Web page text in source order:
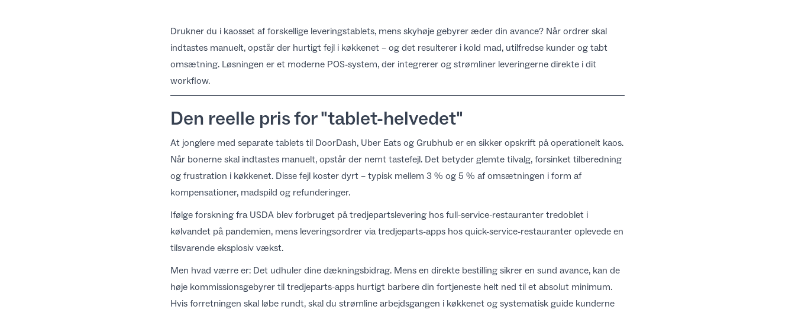
Drukner du i kaosset af forskellige leveringstablets, mens skyhøje gebyrer æder din avance? Når ordrer skal
indtastes manuelt, opstår der hurtigt fejl i køkkenet – og det resulterer i kold mad, utilfredse kunder og tabt
omsætning. Løsningen er et moderne POS-system, der integrerer og strømliner leveringerne direkte i dit
workflow.
Den reelle pris for "tablet-helvedet"
At jonglere med separate tablets til DoorDash, Uber Eats og Grubhub er en sikker opskrift på operationelt kaos.
Når bonerne skal indtastes manuelt, opstår der nemt tastefejl. Det betyder glemte tilvalg, forsinket tilberedning
og frustration i køkkenet. Disse fejl koster dyrt – typisk mellem 3 % og 5 % af omsætningen i form af
kompensationer, madspild og refunderinger.
Ifølge forskning fra USDA blev forbruget på tredjepartslevering hos full-service-restauranter tredoblet i
kølvandet på pandemien, mens leveringsordrer via tredjeparts-apps hos quick-service-restauranter oplevede en
tilsvarende eksplosiv vækst.
Men hvad værre er: Det udhuler dine dækningsbidrag. Mens en direkte bestilling sikrer en sund avance, kan de
høje kommissionsgebyrer til tredjeparts-apps hurtigt barbere din fortjeneste helt ned til et absolut minimum.
Hvis forretningen skal løbe rundt, skal du strømline arbejdsgangen i køkkenet og systematisk guide kunderne